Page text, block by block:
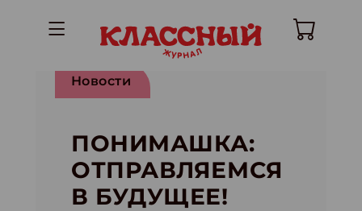
Новости
ПОНИМАШКА:
ОТПРАВЛЯЕМСЯ
В БУДУЩЕЕ!